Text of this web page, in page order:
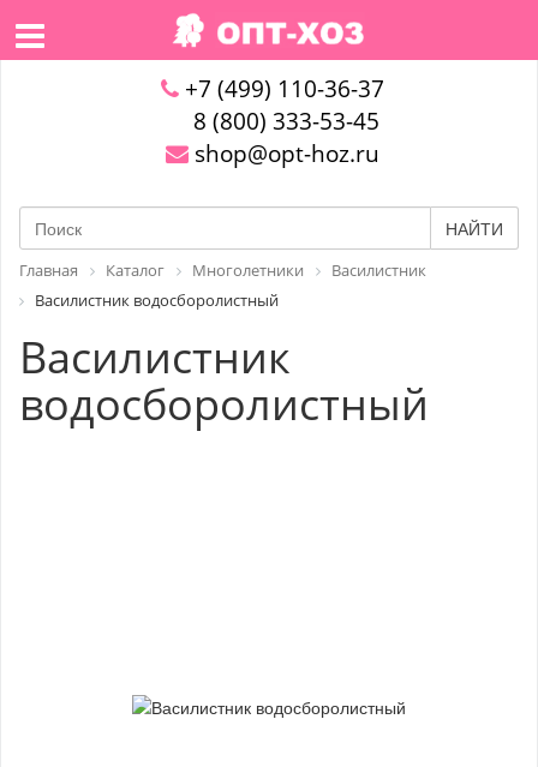
+7 (499) 110-36-37
8 (800) 333-53-45
shop@opt-hoz.ru
НАЙТИ
Главная Каталог Многолетники
Василистник
Василистник водосборолистный
Василистник
водосборолистный